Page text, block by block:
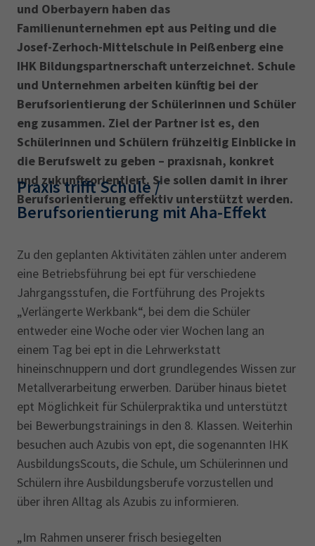
Magazin
und Oberbayern haben das
Familienunternehmen ept aus Peiting und die
Josef-Zerhoch-Mittelschule in Peißenberg eine
IHK Bildungspartnerschaft unterzeichnet. Schule
und Unternehmen arbeiten künftig bei der
Berufsorientierung der Schülerinnen und Schüler
eng zusammen. Ziel der Partner ist es, den
Schülerinnen und Schülern frühzeitig Einblicke in
die Berufswelt zu geben – praxisnah, konkret
und zukunftsorientiert. Sie sollen damit in ihrer
Berufsorientierung effektiv unterstützt werden.
Praxis trifft Schule /
Berufsorientierung mit Aha-Effekt
Zu den geplanten Aktivitäten zählen unter anderem
eine Betriebsführung bei ept für verschiedene
Jahrgangsstufen, die Fortführung des Projekts
„Verlängerte Werkbank“, bei dem die Schüler
entweder eine Woche oder vier Wochen lang an
einem Tag bei ept in die Lehrwerkstatt
hineinschnuppern und dort grundlegendes Wissen zur
Metallverarbeitung erwerben. Darüber hinaus bietet
ept Möglichkeit für Schülerpraktika und unterstützt
bei Bewerbungstrainings in den 8. Klassen. Weiterhin
besuchen auch Azubis von ept, die sogenannten IHK
AusbildungsScouts, die Schule, um Schülerinnen und
Schülern ihre Ausbildungsberufe vorzustellen und
über ihren Alltag als Azubis zu informieren.
„Im Rahmen unserer frisch besiegelten